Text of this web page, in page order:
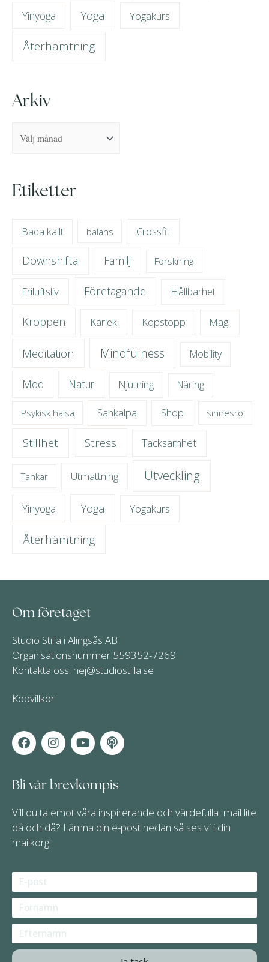
Yinyoga Yoga Yogakurs
Återhämtning
Arkiv
Etiketter
Bada kallt balans Crossfit
Downshifta Familj Forskning
Friluftsliv Företagande Hållbarhet
Kroppen Kärlek Köpstopp Magi
Meditation Mindfulness Mobility
Mod Natur Njutning Näring
Psykisk hälsa Sankalpa Shop sinnesro
Stillhet Stress Tacksamhet
Tankar Utmattning Utveckling
Yinyoga Yoga Yogakurs
Återhämtning
Om företaget
Studio Stilla i Alingsås AB
Organisationsnummer 559352-7269
Kontakta oss: hej@studiostilla.se
Köpvillkor
F
a
c
b
o
k
I
n
s
a
r
a
m
Y
o
u
u
e
P
o
d
a
t
Bli vår brevkompis
Vill du ta emot våra inspirerande och värdefulla mail lite
då och då? Lämna din e-post nedan så ses vi i din
mailkorg!